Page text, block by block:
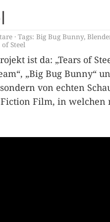
Tags: Big Bug Bunny,
of Steel
ist da: „Tears of
„Big Bug Bunny“
von echten
Film, in